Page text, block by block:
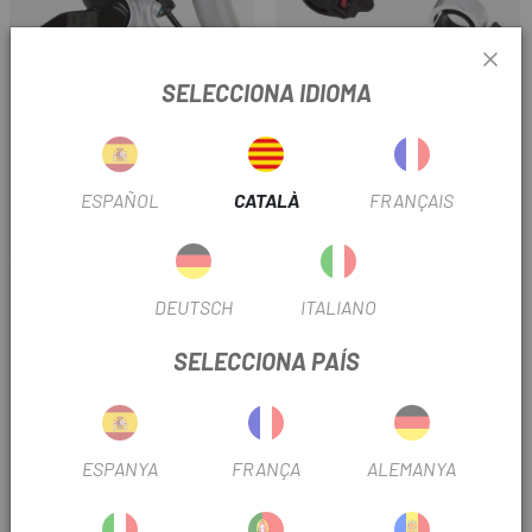
TIMBRE + ACCESSORI PER
INTEGRAR FRE PALANCA (2017
TIMBRE ELTIN
SELECCIONA IDIOMA
ESPAÑOL CATALÀ FRANÇAIS
DEUTSCH ITALIANO
SELECCIONA PAÍS
ESPANYA FRANÇA ALEMANYA